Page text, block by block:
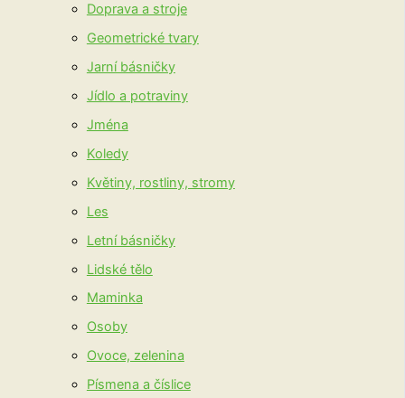
Doprava a stroje
Geometrické tvary
Jarní básničky
Jídlo a potraviny
Jména
Koledy
Květiny, rostliny, stromy
Les
Letní básničky
Lidské tělo
Maminka
Osoby
Ovoce, zelenina
Písmena a číslice